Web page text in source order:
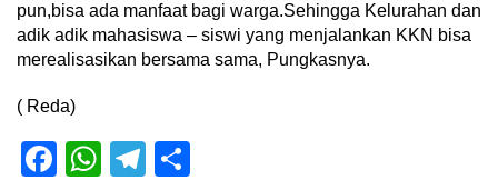
pun,bisa ada manfaat bagi warga.Sehingga Kelurahan dan
adik adik mahasiswa – siswi yang menjalankan KKN bisa
merealisasikan bersama sama, Pungkasnya.
( Reda)
Facebook
WhatsApp
Telegram